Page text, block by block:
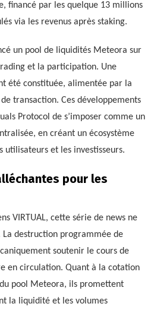
financé par les quelque 13 millions
via les revenus après staking.
un pool de liquidités Meteora sur
et la participation. Une
été constituée, alimentée par la
transaction. Ces développements
Protocol de s’imposer comme un
en créant un écosystème
et les investisseurs.
pour les
VIRTUAL, cette série de news ne
destruction programmée de
soutenir le cours de
en circulation. Quant à la cotation
pool Meteora, ils promettent
la liquidité et les volumes